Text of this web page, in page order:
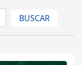
BUSCAR